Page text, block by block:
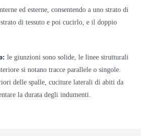
ed esterne, consentendo a uno strato di
di tessuto e poi cucirlo, e il doppio
le giunzioni sono solide, le linee strutturali
si notano tracce parallele o singole.
delle spalle, cuciture laterali di abiti da
la durata degli indumenti.